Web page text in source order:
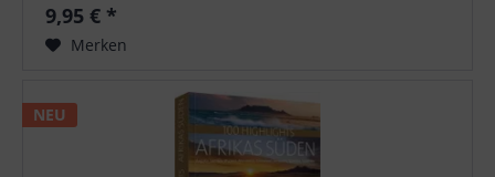
9,95 € *
Merken
NEU